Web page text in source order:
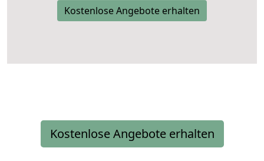
Kostenlose Angebote erhalten
Kostenlose Angebote erhalten